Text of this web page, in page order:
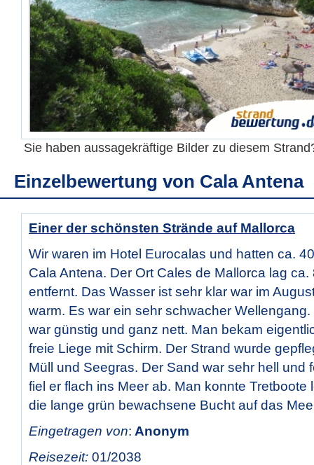
Sie haben aussagekräftige Bilder zu diesem
Einzelbewertung von Cala Antena
Einer der schönsten Strände auf Mallorca
Wir waren im Hotel Eurocalas und hatten ca.
Cala Antena. Der Ort Cales de Mallorca lag ca.
entfernt. Das Wasser ist sehr klar war im
warm. Es war ein sehr schwacher
war günstig und ganz nett. Man bekam
freie Liege mit Schirm. Der Strand wurde
Müll und Seegras. Der Sand war sehr hell und
fiel er flach ins Meer ab. Man konnte Tretboote
die lange grün bewachsene Bucht auf das
Eingetragen von: Anonym
Reisezeit: 01/2038